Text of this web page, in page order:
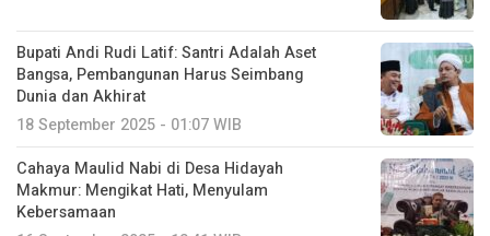
Bupati Andi Rudi Latif: Santri Adalah Aset
Bangsa, Pembangunan Harus Seimbang
Dunia dan Akhirat
18 September 2025 - 01:07 WIB
Cahaya Maulid Nabi di Desa Hidayah
Makmur: Mengikat Hati, Menyulam
Kebersamaan